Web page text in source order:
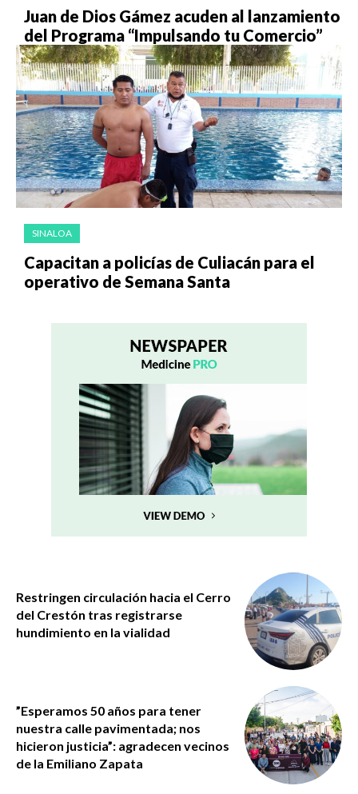
Juan de Dios Gámez acuden al lanzamiento
del Programa “Impulsando tu Comercio”
SINALOA
Capacitan a policías de Culiacán para el
operativo de Semana Santa
Restringen circulación hacia el Cerro
del Crestón tras registrarse
hundimiento en la vialidad
”Esperamos 50 años para tener
nuestra calle pavimentada; nos
hicieron justicia”: agradecen vecinos
de la Emiliano Zapata